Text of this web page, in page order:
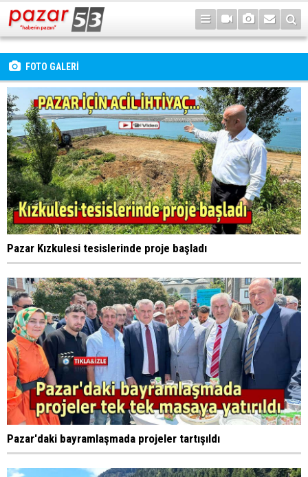
FOTO GALERİ
Pazar Kızkulesi tesislerinde proje başladı
Pazar'daki bayramlaşmada projeler tartışıldı